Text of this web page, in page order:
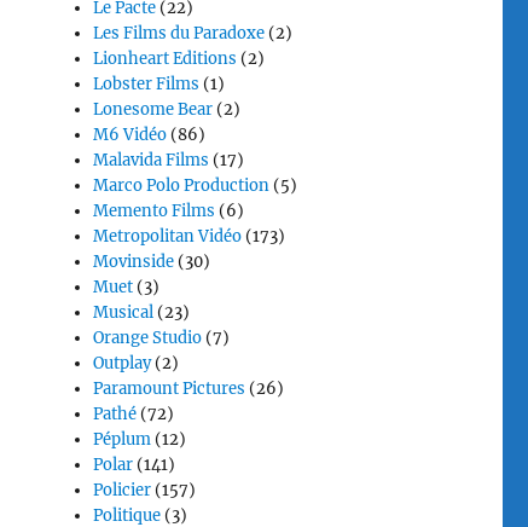
Le Pacte (22)
Les Films du Paradoxe (2)
Lionheart Editions (2)
Lobster Films (1)
Lonesome Bear (2)
M6 Vidéo (86)
Malavida Films (17)
Marco Polo Production (5)
Memento Films (6)
Metropolitan Vidéo (173)
Movinside (30)
Muet (3)
Musical (23)
Orange Studio (7)
Outplay(2)
Paramount Pictures (26)
Pathé (72)
Péplum (12)
Polar (141)
Policier (157)
Politique (3)